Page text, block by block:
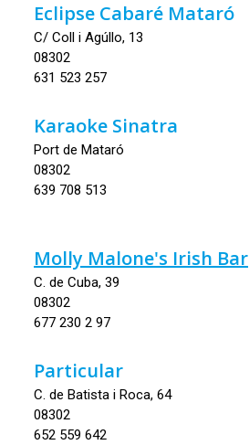
Eclipse Cabaré Mataró
C/ Coll i Agúllo, 13
08302
631 523 257
Karaoke Sinatra
Port de Mataró
08302
639 708 513
Molly Malone's Irish Bar
C. de Cuba, 39
08302
677 230 2 97
Particular
C. de Batista i Roca, 64
08302
652 559 642